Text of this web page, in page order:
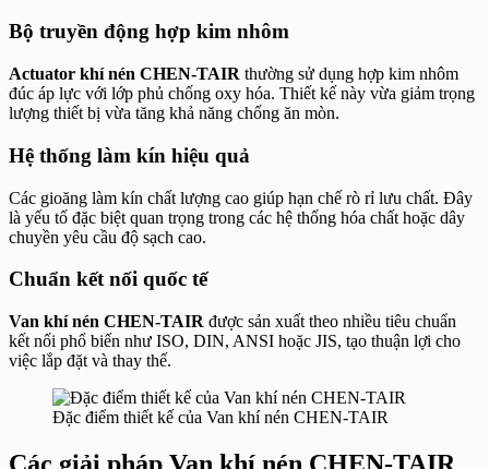
Bộ truyền động hợp kim nhôm
Actuator khí nén CHEN-TAIR thường sử dụng hợp kim nhôm
đúc áp lực với lớp phủ chống oxy hóa. Thiết kế này vừa giảm trọng
lượng thiết bị vừa tăng khả năng chống ăn mòn.
Hệ thống làm kín hiệu quả
Các gioăng làm kín chất lượng cao giúp hạn chế rò rỉ lưu chất. Đây
là yếu tố đặc biệt quan trọng trong các hệ thống hóa chất hoặc dây
chuyền yêu cầu độ sạch cao.
Chuẩn kết nối quốc tế
Van khí nén CHEN-TAIR được sản xuất theo nhiều tiêu chuẩn
kết nối phổ biến như ISO, DIN, ANSI hoặc JIS, tạo thuận lợi cho
việc lắp đặt và thay thế.
Đặc điểm thiết kế của Van khí nén CHEN-TAIR